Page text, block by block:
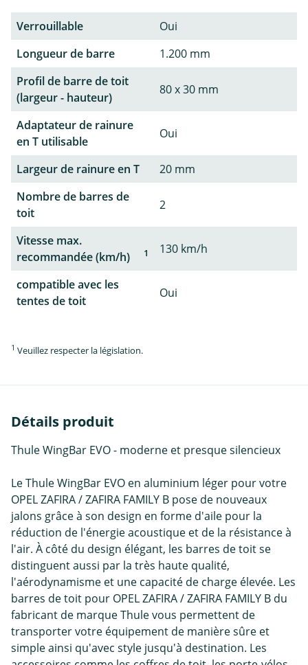
Verrouillable
Oui
Longueur de barre
1.200 mm
Profil de barre de toit
(largeur - hauteur)
80 x 30 mm
Adaptateur de rainure
en T utilisable
Oui
Largeur de rainure en T
20 mm
Nombre de barres de
toit
2
Vitesse max.
recommandée (km/h)
1 130 km/h
compatible avec les
tentes de toit
Oui
1 Veuillez respecter la législation.
Détails produit
Thule WingBar EVO - moderne et presque silencieux
Le Thule WingBar EVO en aluminium léger pour votre
OPEL ZAFIRA / ZAFIRA FAMILY B pose de nouveaux
jalons grâce à son design en forme d'aile pour la
réduction de l'énergie acoustique et de la résistance à
l'air. À côté du design élégant, les barres de toit se
distinguent aussi par la très haute qualité,
l'aérodynamisme et une capacité de charge élevée. Les
barres de toit pour OPEL ZAFIRA / ZAFIRA FAMILY B du
fabricant de marque Thule vous permettent de
transporter votre équipement de manière sûre et
simple ainsi qu'avec style jusqu'à destination. Les